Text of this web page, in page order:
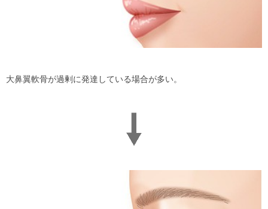
大鼻翼軟骨が過剰に発達している場合が多い。